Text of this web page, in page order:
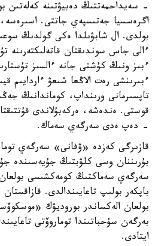
- سەيداحمەتتىڭ دەبيۋتىنە كەلەتىن
اگرەسسيا جەتىسپەي جاتتى. اسىرەسە،
بولدى. ال شابۋىلدا ەكى گولدىڭ
ءالى جاس سوندىقتان قاتەلىكتەرىنە
ءبىز ونىڭ كۇشتى جانە ءالسىز
ءبىرىنشى رەت الاڭعا شىعۋ
تاپسىرمانى ورىنداپ، كوماندانىڭ
قوستى. ەندەشە، ەركەبۇلاندى
- دەپ ەدى سەرگەي سەماك.
قازىرگى كەزدە «ۋفانى» سەرگەي
بۇرىننان وسى كلۋبتىڭ جۇيەسىندە
سەرگەي سەماكتىڭ كومەكشىسى
باپكەر بولىپ تاعايىندالدى.
بولعان الەكساندر بوروديۋك
بەرگەن سۇحباتىندا توماروۆتى
ايتادى.